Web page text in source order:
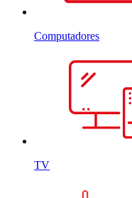
Computadores
TV